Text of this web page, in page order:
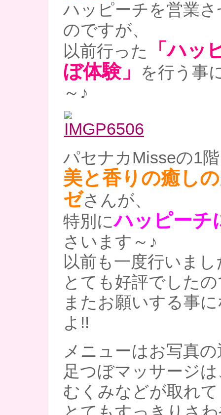
ハッピーチを営業
のですが、
以前行った
「ハッ
ぼ体験」
を行う事
～♪
パセナカMisseの1
美と香りの癒し
ゼさんが、
特別にハッピーチ
さいます～♪
以前も一度行いま
とても好評でした
またお願いする事
よ!!
メニューはお写真
足つぼマッサージ
むくみなどが取れて